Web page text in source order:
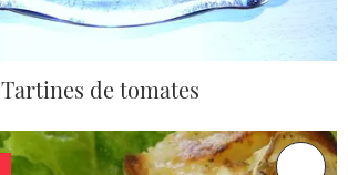
Tartines de tomates